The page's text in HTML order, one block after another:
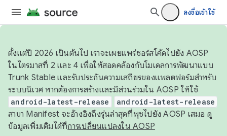
ลงชื่อเข้าใช้
ตั้งแต่ปี 2026 เป็นต้นไป เราจะเผยแพร่ซอร์สโค้ดไปยัง AOSP
ในไตรมาสที่ 2 และ 4 เพื่อให้สอดคล้องกับโมเดลการพัฒนาแบบ
Trunk Stable และรับประกันความเสถียรของแพลตฟอร์มสำหรับ
ระบบนิเวศ หากต้องการสร้างและมีส่วนร่วมใน AOSP ให้ใช้
android-latest-release android-latest-release
สาขา Manifest จะอ้างอิงถึงรุ่นล่าสุดที่พุชไปยัง AOSP เสมอ ดู
ข้อมูลเพิ่มเติมได้ที่การเปลี่ยนแปลงใน AOSP